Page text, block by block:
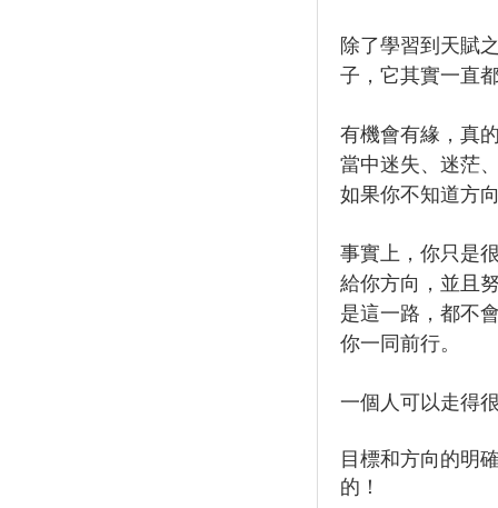
除了學習到天賦
子，它其實一直
有機會有緣，真
當中迷失、迷茫
如果你不知道方
事實上，你只是
給你方向，並且
是這一路，都不
你一同前行。
一個人可以走得
目標和方向的明
的！